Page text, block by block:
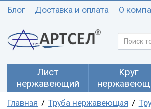
Блог Доставка и оплата О
Лист
нержавеющий
Круг
Главная Труба нержавеющая